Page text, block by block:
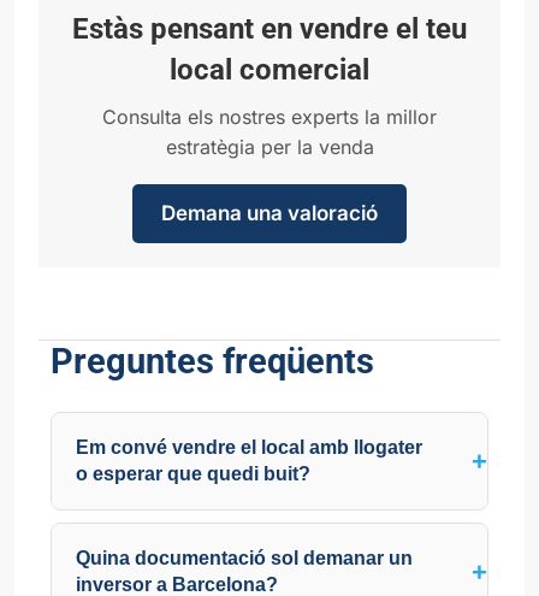
Estàs pensant en vendre el teu
local comercial
Consulta els nostres experts la millor
estratègia per la venda
Demana una valoració
Preguntes freqüents
Em convé vendre el local amb llogater
o esperar que quedi buit?
Quina documentació sol demanar un
inversor a Barcelona?